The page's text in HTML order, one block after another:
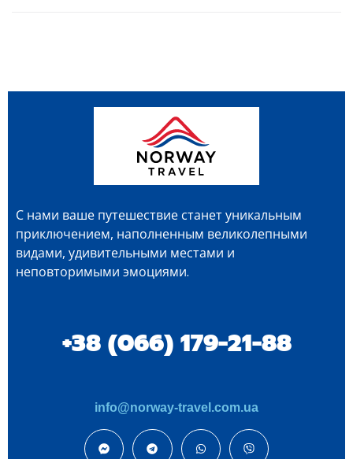
С нами ваше путешествие станет уникальным
приключением, наполненным великолепными
видами, удивительными местами и
неповторимыми эмоциями.
+38 (066) 179-21-88
info@norway-travel.com.ua